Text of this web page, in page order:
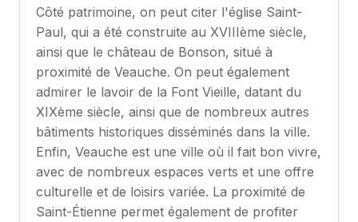
Côté patrimoine, on peut citer l'église Saint-
Paul, qui a été construite au XVIIIème siècle,
ainsi que le château de Bonson, situé à
proximité de Veauche. On peut également
admirer le lavoir de la Font Vieille, datant du
XIXème siècle, ainsi que de nombreux autres
bâtiments historiques disséminés dans la ville.
Enfin, Veauche est une ville où il fait bon vivre,
avec de nombreux espaces verts et une offre
culturelle et de loisirs variée. La proximité de
Saint-Étienne permet également de profiter